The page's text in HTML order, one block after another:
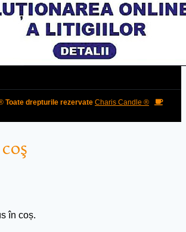
Toate drepturile rezervate Charis Candle ®
în coș.